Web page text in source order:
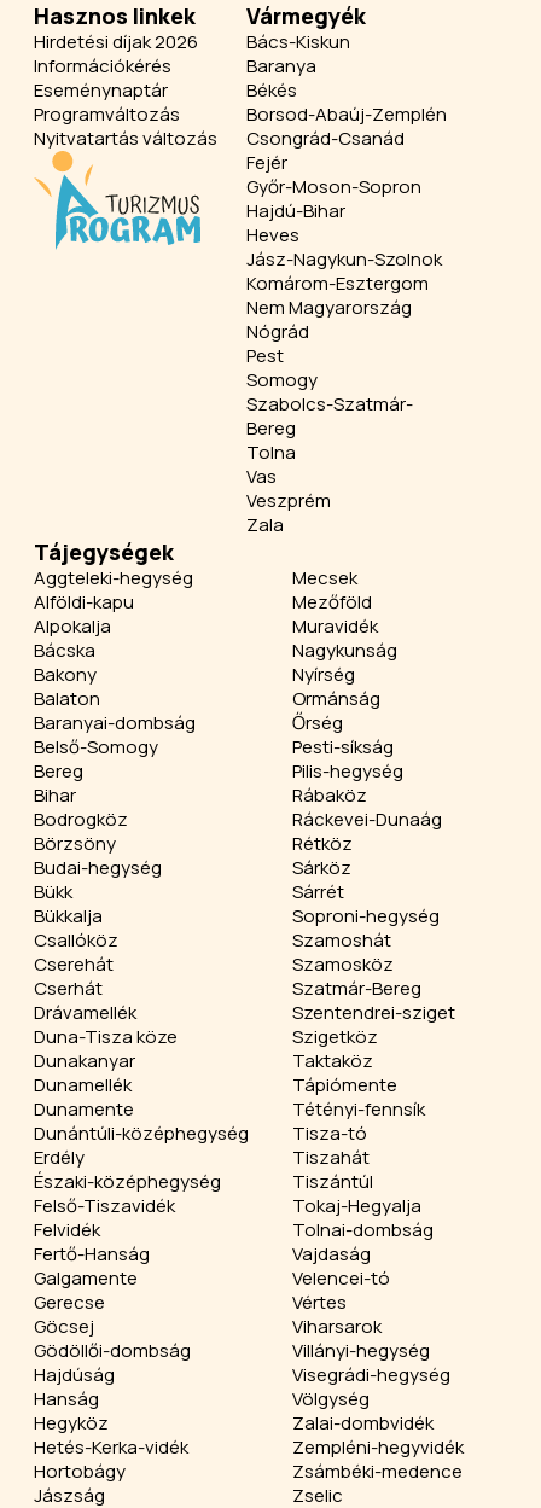
Hasznos linkek
Hirdetési díjak 2026
Információkérés
Eseménynaptár
Programváltozás
Nyitvatartás változás
Vármegyék
Bács-Kiskun
Baranya
Békés
Borsod-Abaúj-Zemplén
Csongrád-Csanád
Fejér
Győr-Moson-Sopron
Hajdú-Bihar
Heves
Jász-Nagykun-Szolnok
Komárom-Esztergom
Nem Magyarország
Nógrád
Pest
Somogy
Szabolcs-Szatmár-
Bereg
Tolna
Vas
Veszprém
Zala
Tájegységek
Aggteleki-hegység
Alföldi-kapu
Alpokalja
Bácska
Bakony
Balaton
Baranyai-dombság
Belső-Somogy
Bereg
Bihar
Bodrogköz
Börzsöny
Budai-hegység
Bükk
Bükkalja
Csallóköz
Cserehát
Cserhát
Drávamellék
Duna-Tisza köze
Dunakanyar
Dunamellék
Dunamente
Dunántúli-középhegység
Erdély
Északi-középhegység
Felső-Tiszavidék
Felvidék
Fertő-Hanság
Galgamente
Gerecse
Göcsej
Gödöllői-dombság
Hajdúság
Hanság
Hegyköz
Hetés-Kerka-vidék
Hortobágy
Jászság
Mecsek
Mezőföld
Muravidék
Nagykunság
Nyírség
Ormánság
Őrség
Pesti-síkság
Pilis-hegység
Rábaköz
Ráckevei-Dunaág
Rétköz
Sárköz
Sárrét
Soproni-hegység
Szamoshát
Szamosköz
Szatmár-Bereg
Szentendrei-sziget
Szigetköz
Taktaköz
Tápiómente
Tétényi-fennsík
Tisza-tó
Tiszahát
Tiszántúl
Tokaj-Hegyalja
Tolnai-dombság
Vajdaság
Velencei-tó
Vértes
Viharsarok
Villányi-hegység
Visegrádi-hegység
Völgység
Zalai-dombvidék
Zempléni-hegyvidék
Zsámbéki-medence
Zselic